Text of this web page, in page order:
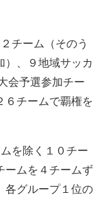
チーム（そのう
）、９地域サッカ
会予選参加チー
６チームで覇権を
を除く１０チー
ームを４チームず
各グループ１位の